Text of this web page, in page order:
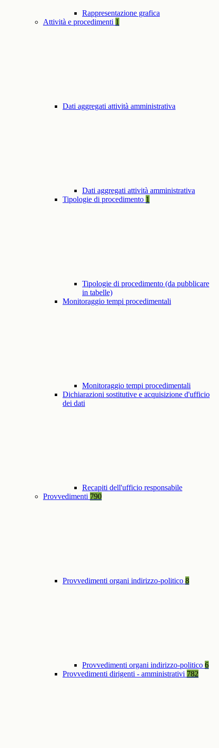
Rappresentazione grafica
Attività e procedimenti 1
Dati aggregati attività amministrativa
Dati aggregati attività amministrativa
Tipologie di procedimento 1
Tipologie di procedimento (da pubblicare
in tabelle)
Monitoraggio tempi procedimentali
Monitoraggio tempi procedimentali
Dichiarazioni sostitutive e acquisizione d'ufficio
dei dati
Recapiti dell'ufficio responsabile
Provvedimenti 790
Provvedimenti organi indirizzo-politico 8
Provvedimenti organi indirizzo-politico 6
Provvedimenti dirigenti - amministrativi 782